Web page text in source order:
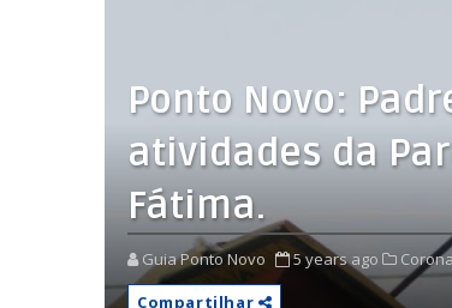
Ponto Novo:
atividades da
Fátima.
Guia Ponto Novo 5 years ago
Compartilhar